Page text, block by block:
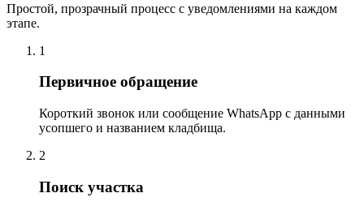
Простой, прозрачный процесс с уведомлениями на каждом
этапе.
1
Первичное обращение
Короткий звонок или сообщение WhatsApp с данными
усопшего и названием кладбища.
2
Поиск участка